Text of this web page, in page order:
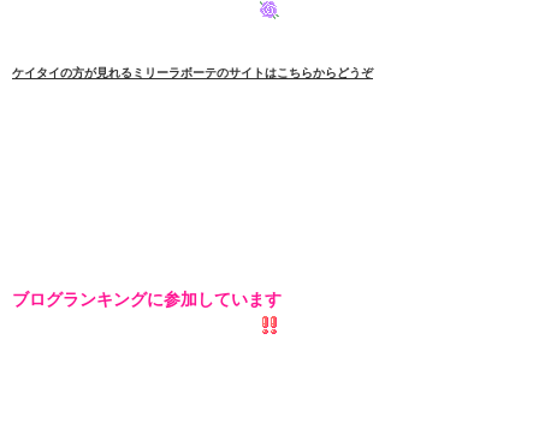
ケイタイの方が見れるミリーラボーテのサイトはこちらからどうぞ
ブログランキングに参加しています